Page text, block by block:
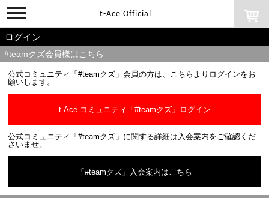
toggle
navigation
t-Ace Official
ログイン
#teamクズ会員様はこちら
公式コミュニティ「#teamクズ」会員の方は、こちらよりログインをお
願いします。
t-Ace コミュニティ「#teamクズ」ログイン
公式コミュニティ「#teamクズ」に関する詳細は入会案内をご確認くだ
さいませ。
「#teamクズ」入会案内はこちら